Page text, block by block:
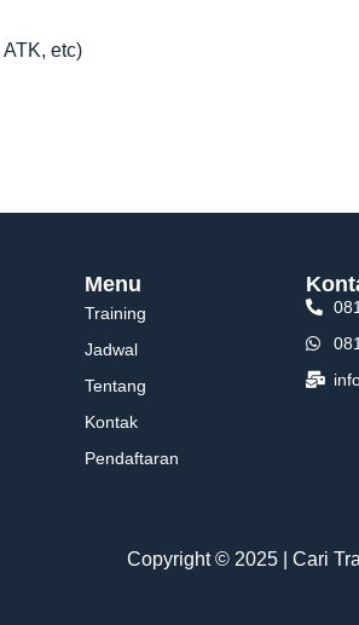
etc)
Menu
Training
Jadwal
Tentang
Kontak
Pendaftaran
Copyright © 2025 | Cari